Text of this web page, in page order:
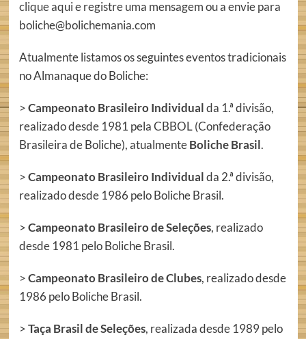
clique aquie registre uma mensagem ou a envie para
boliche@bolichemania.com
Atualmente listamos os seguintes eventos tradicionais
no Almanaque do Boliche:
>Campeonato Brasileiro Individualda 1.ª divisão,
realizado desde 1981 pela CBBOL (Confederação
Brasileira de Boliche), atualmenteBoliche Brasil.
>Campeonato Brasileiro Individualda 2.ª divisão,
realizado desde 1986 pelo Boliche Brasil.
>Campeonato Brasileiro de Seleções, realizado
desde 1981 pelo Boliche Brasil.
>Campeonato Brasileiro de Clubes, realizado desde
1986 pelo Boliche Brasil.
>Taça Brasil de Seleções, realizada desde 1989 pelo